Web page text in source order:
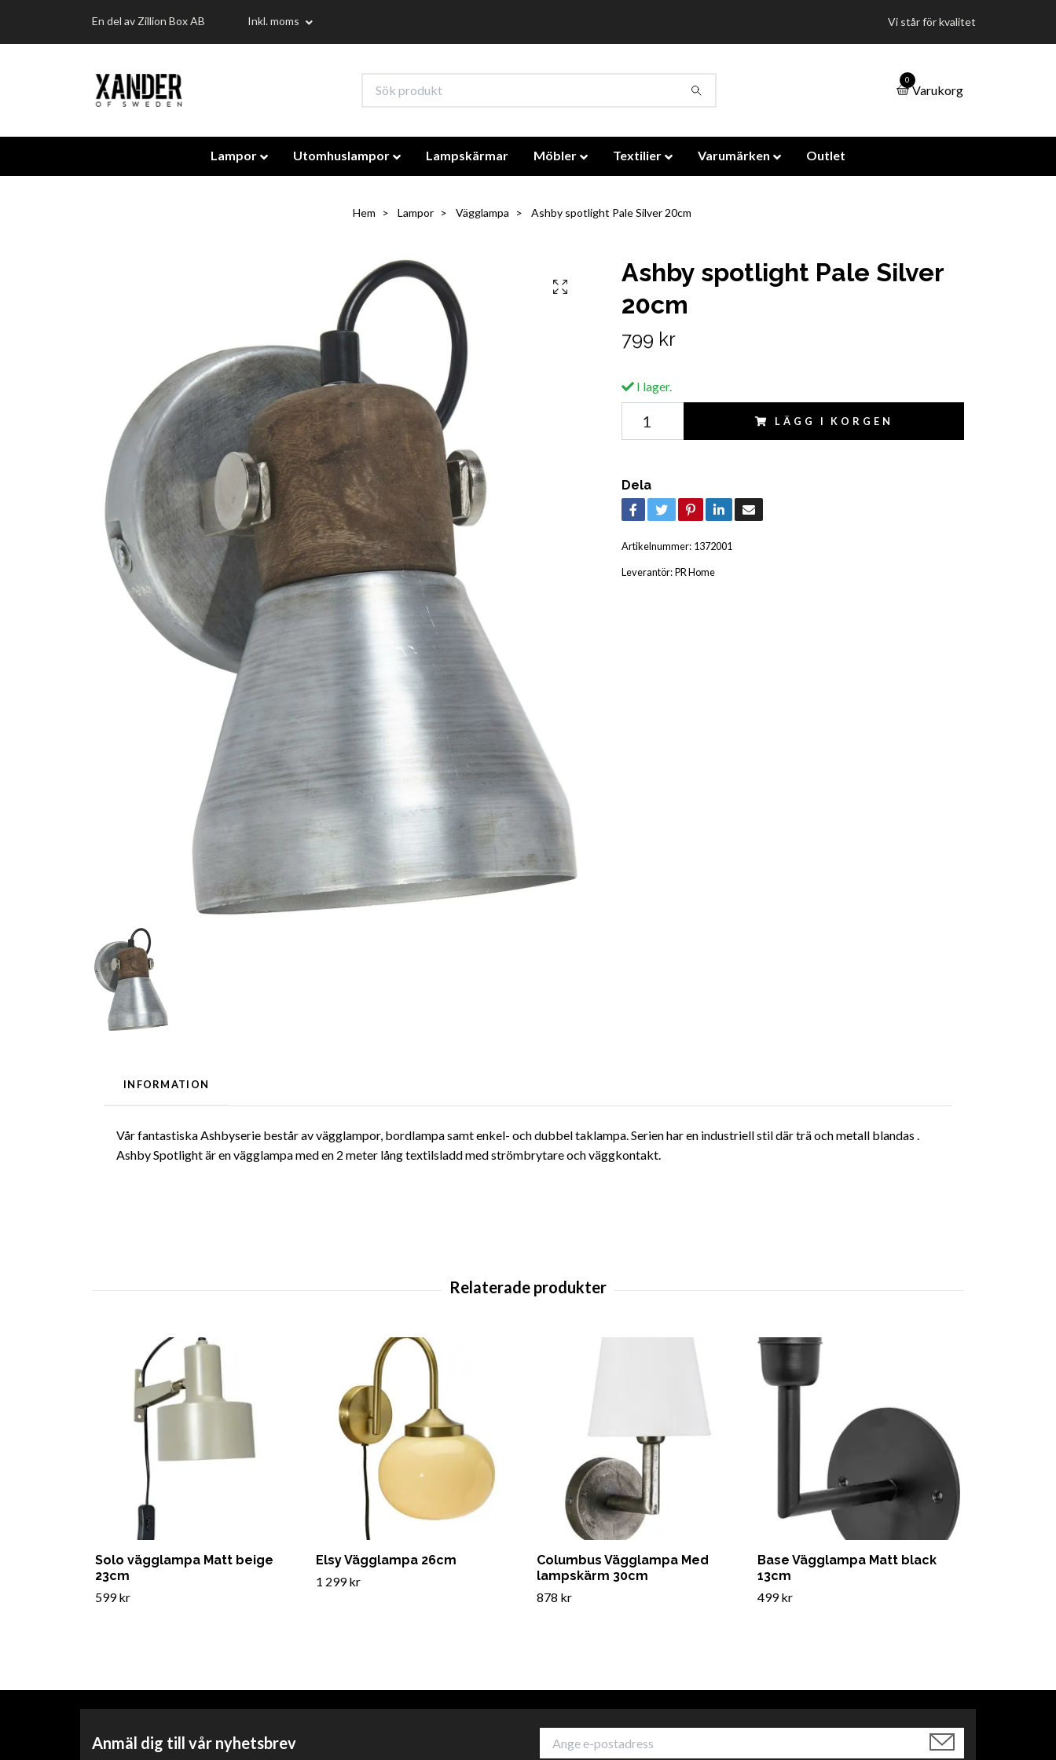
En del av Zillion Box AB Inkl. moms Vi står för kvalitet
0
Varukorg
Lampor Utomhuslampor Lampskärmar Möbler Textilier Varumärken Outlet
Hem Lampor Vägglampa Ashby spotlight Pale Silver 20cm
Ashby spotlight Pale Silver
20cm
799 kr
I lager.
LÄGG I KORGEN
Dela
Artikelnummer: 1372001
Leverantör:PR Home
INFORMATION
Vår fantastiska Ashbyserie består av vägglampor, bordlampa samt enkel- och dubbel taklampa. Serien har en industriell stil där trä och metall blandas .
Ashby Spotlight är en vägglampa med en 2 meter lång textilsladd med strömbrytare och väggkontakt.
Solo vägglampa Matt beige
23cm
599 kr
Elsy Vägglampa 26cm
1 299 kr
Columbus Vägglampa Med
lampskärm 30cm
878 kr
Base Vägglampa Matt black
13cm
499 kr
Anmäl dig till vår nyhetsbrev